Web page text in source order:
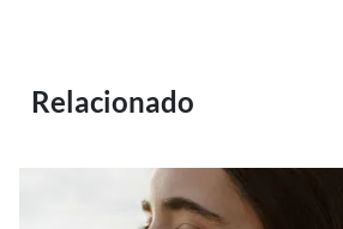
Relacionado